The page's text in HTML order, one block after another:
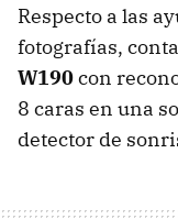
Respecto a las
fotografías,
W190con
8 caras en una
detector de